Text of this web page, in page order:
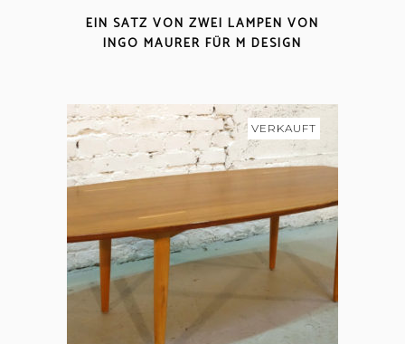
EIN SATZ VON ZWEI LAMPEN VON
INGO MAURER FÜR M DESIGN
VERKAUFT